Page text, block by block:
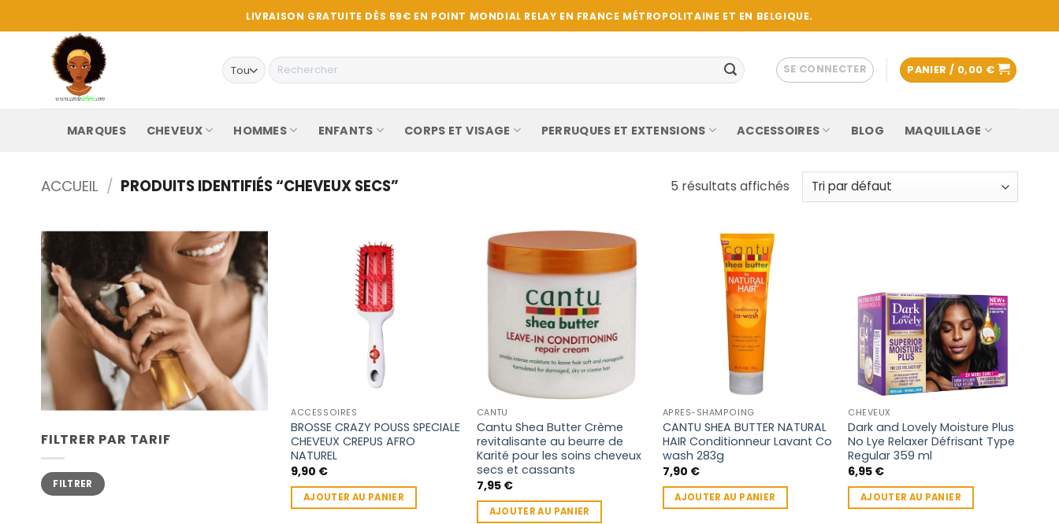
au
LIVRAISON GRATUITE DÈS 59€ EN POINT MONDIAL RELAY EN FRANCE MÉTROPOLITAINE ET EN BELGIQUE.
Recherche
pour :
SE CONNECTER PANIER / 0,00 €
MARQUES CHEVEUX HOMMES ENFANTS CORPS ET VISAGE PERRUQUES ET EXTENSIONS ACCESSOIRES BLOG MAQUILLAGE
ACCUEIL / PRODUITS IDENTIFIÉS “CHEVEUX SECS” 5 résultats affichés
FILTRER PAR TARIF
Prix
min
Prix
maxFILTRER
ACCESSOIRES
BROSSE CRAZY POUSS SPECIALE
CHEVEUX CREPUS AFRO
NATUREL
9,90 €
AJOUTER AU PANIER
CANTU
Cantu Shea Butter Crème
revitalisante au beurre de
Karité pour les soins cheveux
secs et cassants
7,95 €
AJOUTER AU PANIER
APRÈS-SHAMPOING
CANTU SHEA BUTTER NATURAL
HAIR Conditionneur Lavant Co
wash 283g
7,90 €
AJOUTER AU PANIER
CHEVEUX
Dark and Lovely Moisture Plus
No Lye Relaxer Défrisant Type
Regular 359 ml
6,95 €
AJOUTER AU PANIER